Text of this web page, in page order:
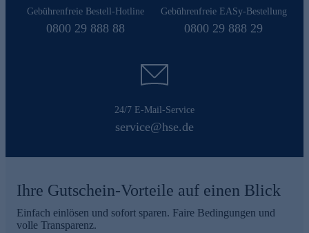
Gebührenfreie Bestell-Hotline
0800 29 888 88
Gebührenfreie EASy-Bestellung
0800 29 888 29
24/7 E-Mail-Service
service@hse.de
Ihre Gutschein-Vorteile auf einen Blick
Einfach einlösen und sofort sparen. Faire Bedingungen und
volle Transparenz.